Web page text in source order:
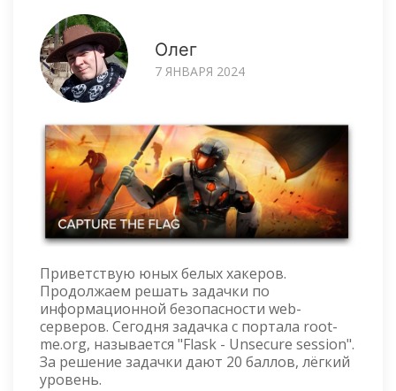
Олег
7 ЯНВАРЯ 2024
Приветствую юных белых хакеров.
Продолжаем решать задачки по
информационной безопасности web-
серверов. Сегодня задачка с портала root-
me.org, называется "Flask - Unsecure session".
За решение задачки дают 20 баллов, лёгкий
уровень.